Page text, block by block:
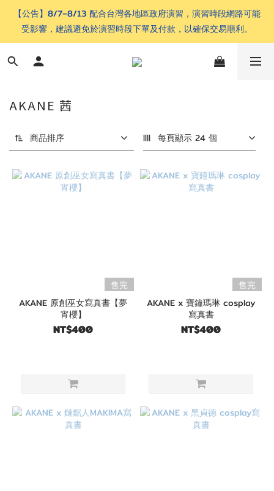
【公告】8/7–8/13 配合台灣各地區政府演習，演習時段網路可能
受影響，建議避免於演習時段下單及付款，以確保交易順利。
AKANE 茜
商品排序 每頁顯示 24 個
售完
AKANE 原創巫女寫真書【夢
宵櫻】
NT$400
售完
AKANE x 寶鐘瑪琳 cosplay
寫真書
NT$400